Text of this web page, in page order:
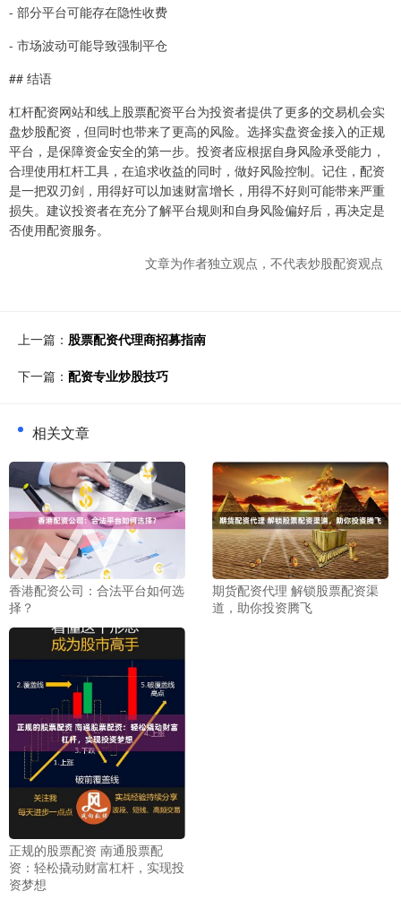
- 部分平台可能存在隐性收费
- 市场波动可能导致强制平仓
## 结语
杠杆配资网站和线上股票配资平台为投资者提供了更多的交易机会实
盘炒股配资，但同时也带来了更高的风险。选择实盘资金接入的正规
平台，是保障资金安全的第一步。投资者应根据自身风险承受能力，
合理使用杠杆工具，在追求收益的同时，做好风险控制。记住，配资
是一把双刃剑，用得好可以加速财富增长，用得不好则可能带来严重
损失。建议投资者在充分了解平台规则和自身风险偏好后，再决定是
否使用配资服务。
文章为作者独立观点，不代表炒股配资观点
上一篇： 股票配资代理商招募指南
下一篇： 配资专业炒股技巧
相关文章
香港配资公司：合法平台如何选
择？
期货配资代理 解锁股票配资渠
道，助你投资腾飞
正规的股票配资 南通股票配
资：轻松撬动财富杠杆，实现投
资梦想